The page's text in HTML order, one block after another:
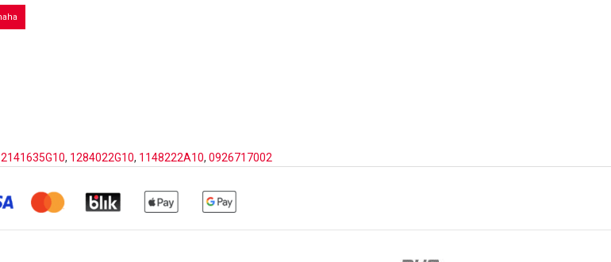
2141635G10, 1284022G10, 1148222A10, 0926717002